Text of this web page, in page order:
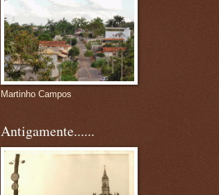
Martinho Campos
Antigamente......